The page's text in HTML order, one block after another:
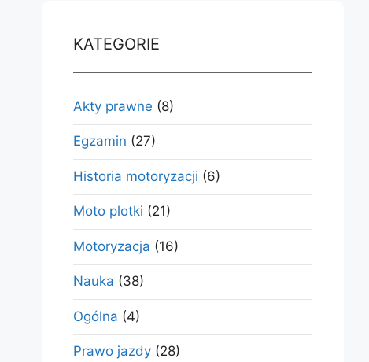
KATEGORIE
Akty prawne (8)
Egzamin (27)
Historia motoryzacji (6)
Moto plotki (21)
Motoryzacja (16)
Nauka (38)
Ogólna (4)
Prawo jazdy (28)